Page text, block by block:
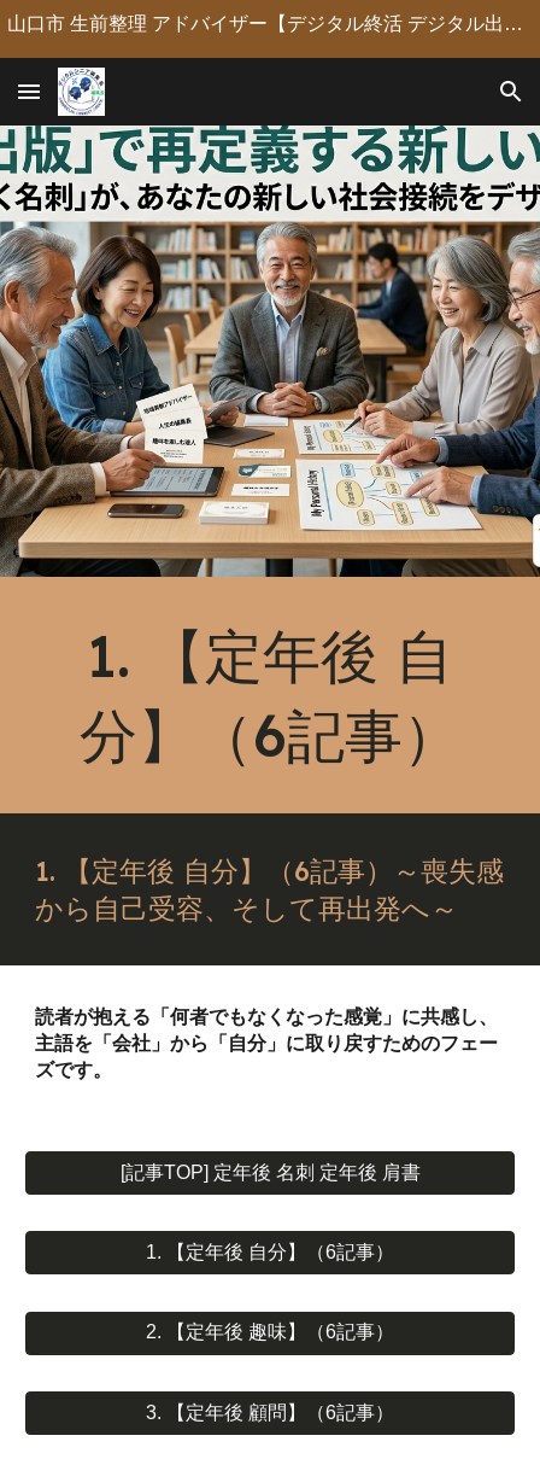
山口市 生前整理 アドバイザー【デジタル終活 デジタル出版 デジタルシニア編集長】定年後の人生の物語を「最高のデジタル資産」に編集・昇華。 古いネガやVHSのデジタル化からプロの構成による自分史動画制作、終活事務までトータルサポート。 長年のキャリアを持つプロがあなたの想いの継承を全力で支援します。
1. 【定年後 自
分】（6記事）
1. 【定年後 自分】（6記事）～喪失感
から自己受容、そして再出発へ～
読者が抱える「何者でもなくなった感覚」に共感し、
主語を「会社」から「自分」に取り戻すためのフェー
ズです。
[記事TOP] 定年後 名刺 定年後 肩書
1. 【定年後 自分】（6記事）
2. 【定年後 趣味】（6記事）
3. 【定年後 顧問】（6記事）